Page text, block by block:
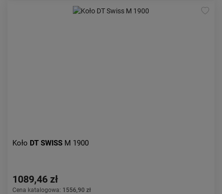
Koło DT SWISS M 1900
1089,46 zł
Cena katalogowa: 1556,90 zł